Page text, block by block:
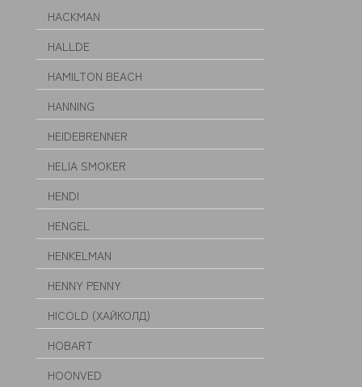
HACKMAN
HALLDE
HAMILTON BEACH
HANNING
HEIDEBRENNER
HELIA SMOKER
HENDI
HENGEL
HENKELMAN
HENNY PENNY
HICOLD (ХАЙКОЛД)
HOBART
HOONVED